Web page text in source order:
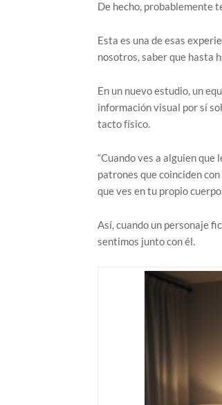
De hecho, probablemente
Esta es una de esas
nosotros, saber que hasta
En un nuevo estudio, un
información visual por sí
tacto físico.
“Cuando ves a alguien
patrones que coinciden
que ves en tu propio
Así, cuando un personaje
sentimos junto con él.